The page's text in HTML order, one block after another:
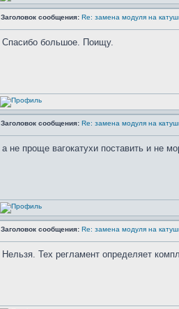
Заголовок сообщения: Re: замена модуля на
Спасибо большое. Поищу.
Заголовок сообщения: Re: замена модуля на
а не проще вагокатухи поставить и не
Заголовок сообщения: Re: замена модуля на
Нельзя. Тех регламент определяет